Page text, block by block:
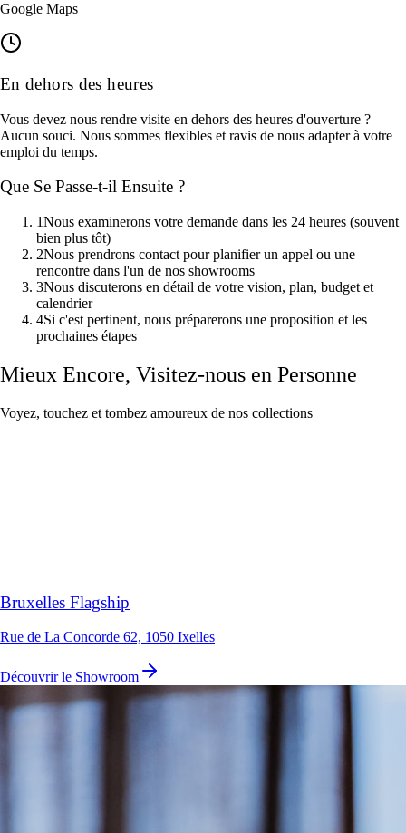
Google Maps
En dehors des heures
Vous devez nous rendre visite en dehors des heures d'ouverture ?
Aucun souci. Nous sommes flexibles et ravis de nous adapter à votre
emploi du temps.
Que Se Passe-t-il Ensuite ?
1Nous examinerons votre demande dans les 24 heures (souvent
bien plus tôt)
2Nous prendrons contact pour planifier un appel ou une
rencontre dans l'un de nos showrooms
3Nous discuterons en détail de votre vision, plan, budget et
calendrier
4Si c'est pertinent, nous préparerons une proposition et les
prochaines étapes
Mieux Encore, Visitez-nous en Personne
Voyez, touchez et tombez amoureux de nos collections
Bruxelles Flagship
Rue de La Concorde 62, 1050 Ixelles
Découvrir le Showroom